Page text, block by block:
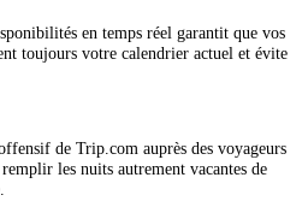
en temps réel garantit que vos
toujours votre calendrier actuel et évite
de Trip.com auprès des voyageurs
les nuits autrement vacantes de